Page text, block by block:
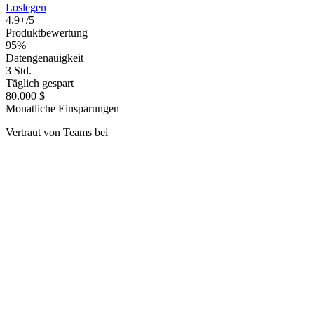
Loslegen
4.9+/5
Produktbewertung
95%
Datengenauigkeit
3 Std.
Täglich gespart
80.000 $
Monatliche Einsparungen
Vertraut von Teams bei